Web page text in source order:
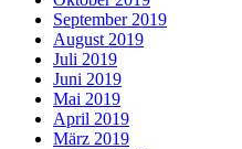
September 2019
August 2019
Juli 2019
Juni 2019
Mai 2019
April 2019
März 2019